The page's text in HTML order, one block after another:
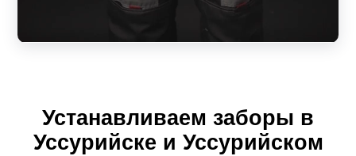
Устанавливаем заборы в
Уссурийске и Уссурийском